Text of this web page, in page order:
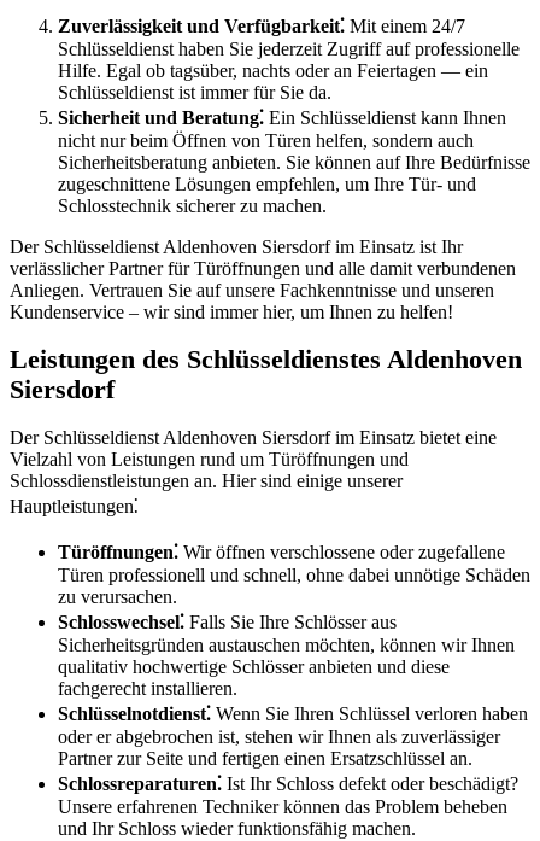
Zuverlässigkeit und Verfügbarkeit⁚ Mit einem 24/7
Schlüsseldienst haben Sie jederzeit Zugriff auf professionelle
Hilfe.​ Egal ob tagsüber, nachts oder an Feiertagen — ein
Schlüsseldienst ist immer für Sie da.
Sicherheit und Beratung⁚ Ein Schlüsseldienst kann Ihnen
nicht nur beim Öffnen von Türen helfen, sondern auch
Sicherheitsberatung anbieten.​ Sie können auf Ihre Bedürfnisse
zugeschnittene Lösungen empfehlen, um Ihre Tür- und
Schlosstechnik sicherer zu machen.
Der Schlüsseldienst Aldenhoven Siersdorf im Einsatz ist Ihr
verlässlicher Partner für Türöffnungen und alle damit verbundenen
Anliegen.​ Vertrauen Sie auf unsere Fachkenntnisse und unseren
Kundenservice – wir sind immer hier, um Ihnen zu helfen!​
Leistungen des Schlüsseldienstes Aldenhoven
Siersdorf
Der Schlüsseldienst Aldenhoven Siersdorf im Einsatz bietet eine
Vielzahl von Leistungen rund um Türöffnungen und
Schlossdienstleistungen an.​ Hier sind einige unserer
Hauptleistungen⁚
Türöffnungen⁚ Wir öffnen verschlossene oder zugefallene
Türen professionell und schnell, ohne dabei unnötige Schäden
zu verursachen.​
Schlosswechsel⁚ Falls Sie Ihre Schlösser aus
Sicherheitsgründen austauschen möchten, können wir Ihnen
qualitativ hochwertige Schlösser anbieten und diese
fachgerecht installieren.​
Schlüsselnotdienst⁚ Wenn Sie Ihren Schlüssel verloren haben
oder er abgebrochen ist, stehen wir Ihnen als zuverlässiger
Partner zur Seite und fertigen einen Ersatzschlüssel an.​
Schlossreparaturen⁚ Ist Ihr Schloss defekt oder beschädigt?​
Unsere erfahrenen Techniker können das Problem beheben
und Ihr Schloss wieder funktionsfähig machen.